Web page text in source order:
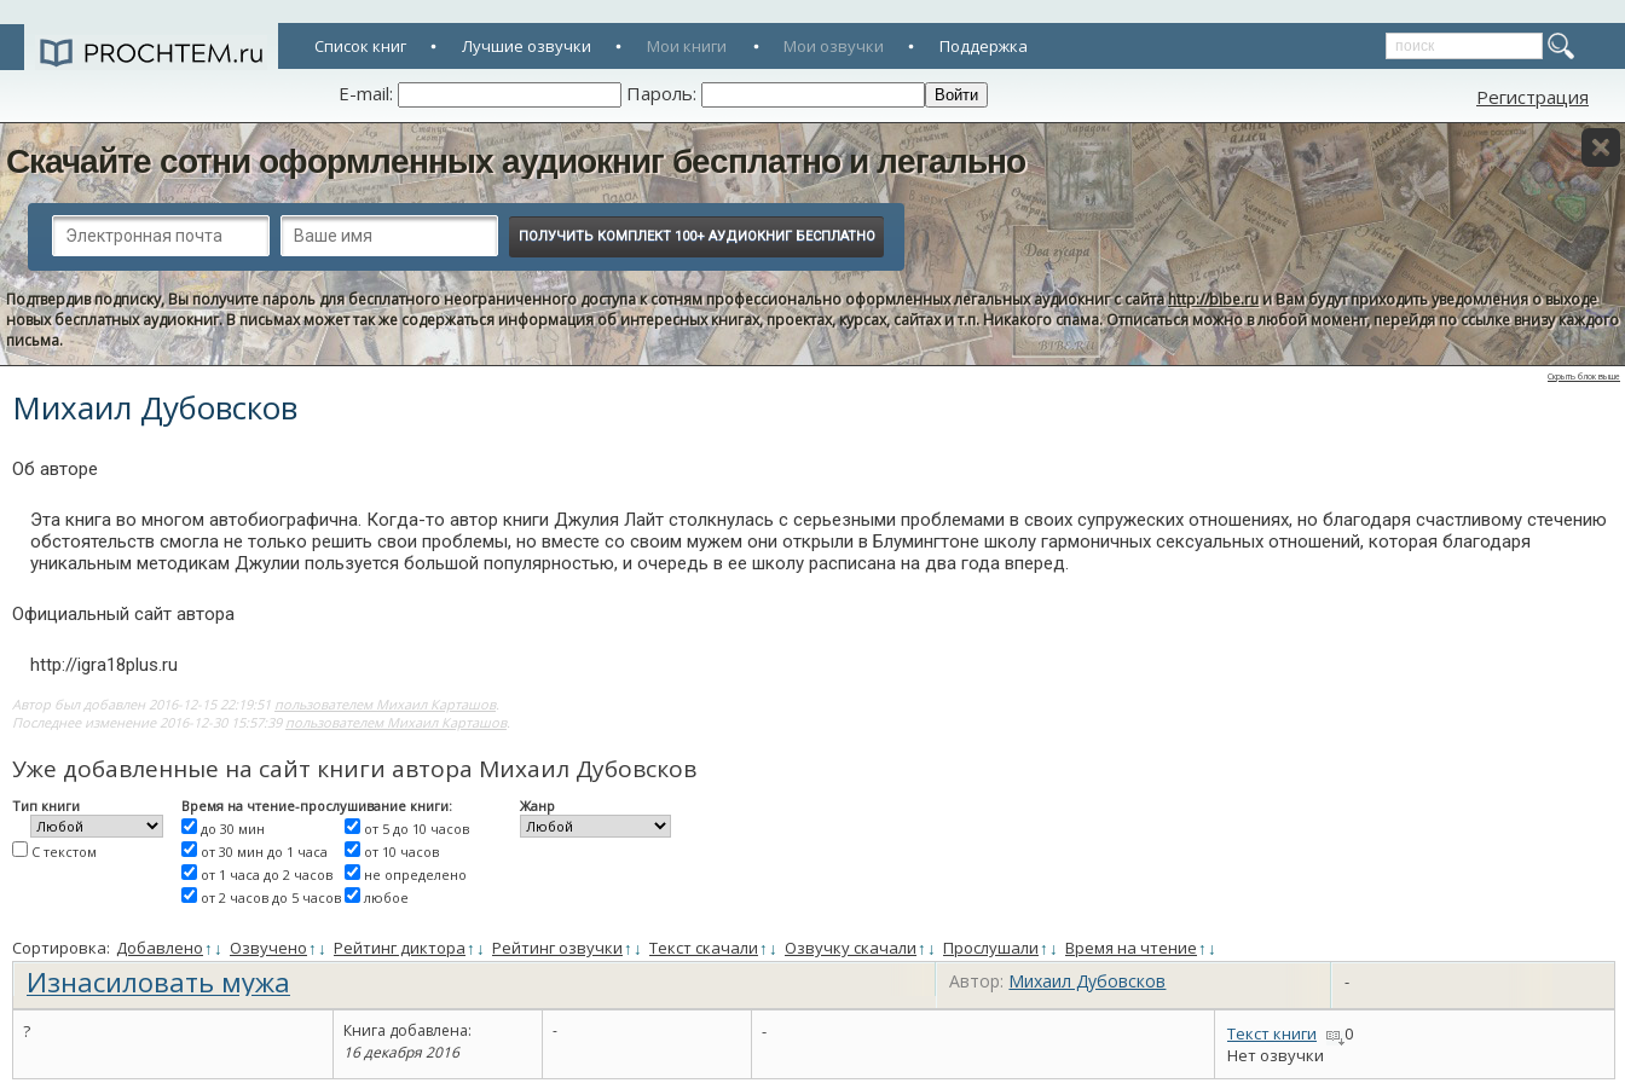
Список книг Лучшие озвучки Мои книги Мои озвучки Поддержка
E-mail: Пароль: Регистрация
Скачайте сотни оформленных аудиокниг бесплатно и легально
Подтвердив подписку, Вы получите пароль для бесплатного неограниченного доступа к сотням профессионально оформленных легальных аудиокниг с сайтаhttp://bibe.ruи Вам будут приходить уведомления о выходе
новых бесплатных аудиокниг. В письмах может так же содержаться информация об интересных книгах, проектах, курсах, сайтах и т.п. Никакого спама. Отписаться можно в любой момент, перейдя по ссылке внизу каждого
письма.
Скрыть блок выше
Михаил Дубовсков
Об авторе
Эта книга во многом автобиографична. Когда-то автор книги Джулия Лайт столкнулась с серьезными проблемами в своих супружеских отношениях, но благодаря счастливому стечению
обстоятельств смогла не только решить свои проблемы, но вместе со своим мужем они открыли в Блумингтоне школу гармоничных сексуальных отношений, которая благодаря
уникальным методикам Джулии пользуется большой популярностью, и очередь в ее школу расписана на два года вперед.
Официальный сайт автора
http://igra18plus.ru
Автор был добавлен 2016-12-15 22:19:51 пользователем Михаил Карташов.
Последнее изменение 2016-12-30 15:57:39 пользователем Михаил Карташов.
Уже добавленные на сайт книги автора Михаил Дубовсков
Тип книги
С текстом
Время на чтение-прослушивание книги:
до 30 мин
от 30 мин до 1 часа
от 1 часа до 2 часов
от 2 часов до 5 часов
от 5 до 10 часов
от 10 часов
не определено
любое
Жанр
Сортировка: Добавлено↑ ↓ Озвучено↑ ↓ Рейтинг диктора↑ ↓ Рейтинг озвучки↑ ↓ Текст скачали↑ ↓ Озвучку скачали↑ ↓ Прослушали↑ ↓ Время на чтение↑ ↓
Изнасиловать мужа Автор: Михаил Дубовсков -
?
Книга добавлена:
16 декабря 2016
- - Текст книги
0
Нет озвучки